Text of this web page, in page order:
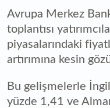
Avrupa Merkez
toplantısı
piyasalarındaki
artırımına kesin
Bu gelişmelerle
yüzde 1,41 ve